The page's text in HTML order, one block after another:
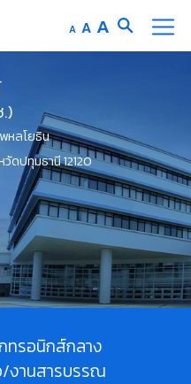
A Decrease
font
AReset
font
A Increase
font
หลโยธิน
ดปทุมธานี 12120
ทรอนิกส์กลาง
งานสารบรรณ